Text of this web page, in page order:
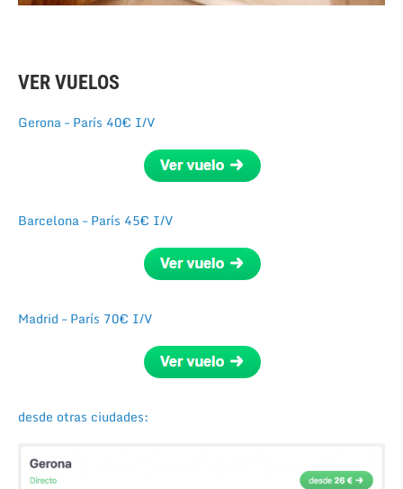
VER VUELOS
Gerona – París 40€ I/V
Barcelona – París 45€ I/V
Madrid – París 70€ I/V
desde otras ciudades: